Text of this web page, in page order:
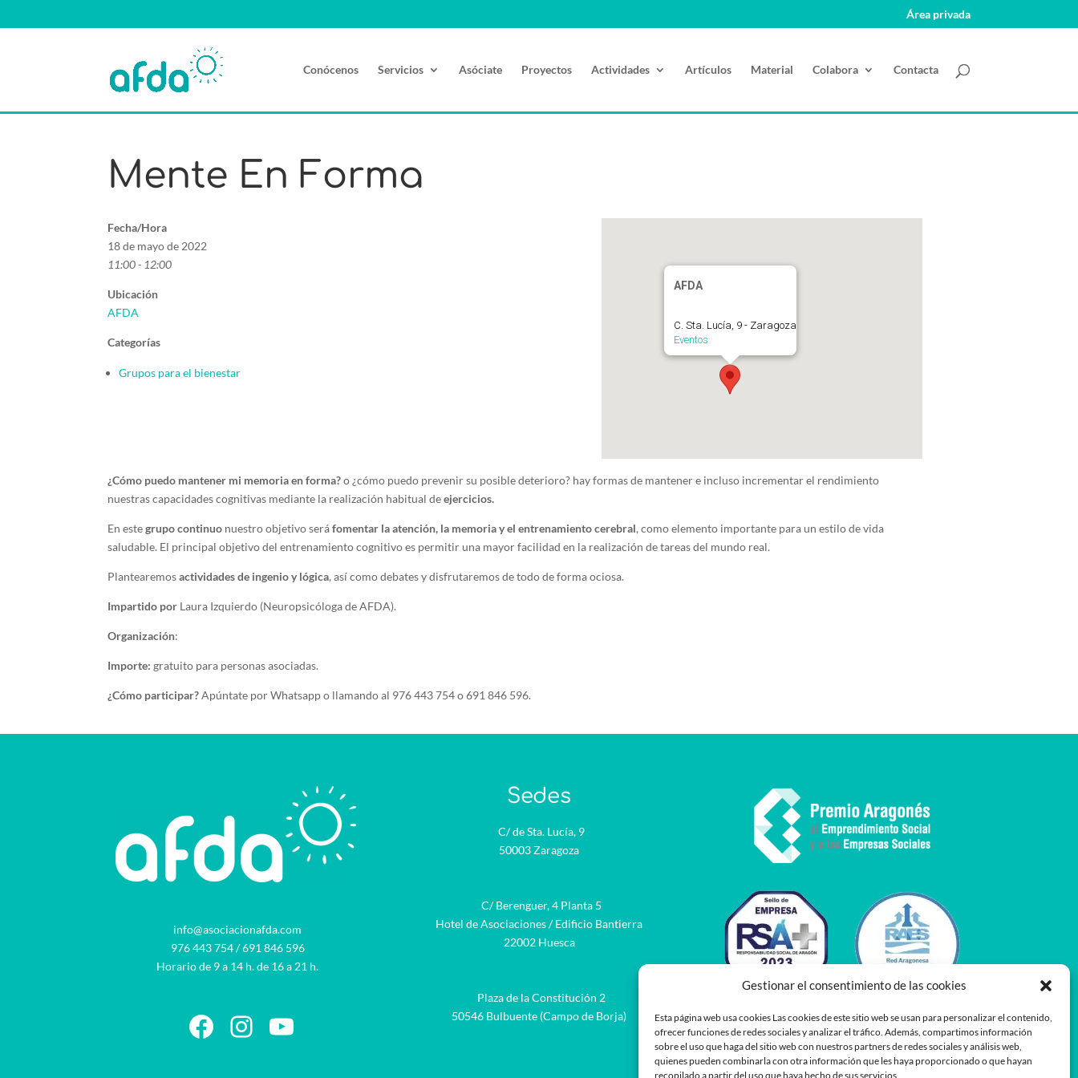
Gestionar el consentimiento de las cookies
Esta página web usa cookies Las cookies de este sitio web se usan para personalizar el contenido,
ofrecer funciones de redes sociales y analizar el tráfico. Además, compartimos información
sobre el uso que haga del sitio web con nuestros partners de redes sociales y análisis web,
quienes pueden combinarla con otra información que les haya proporcionado o que hayan
recopilado a partir del uso que haya hecho de sus servicios.
Área privada
Conócenos Servicios Asóciate Proyectos Actividades Artículos Material Colabora Contacta
Mente En Forma
AFDA
C. Sta. Lucía, 9 - Zaragoza
Eventos
Fecha/Hora
18 de mayo de 2022
11:00 - 12:00
Ubicación
AFDA
Categorías
Grupos para el bienestar
¿Cómo puedo mantener mi memoria en forma?o ¿cómo puedo prevenir su posible deterioro? hay formas de mantener e incluso incrementar el rendimiento
nuestras capacidades cognitivas mediante la realización habitual deejercicios.
En estegrupo continuo nuestro objetivo seráfomentar la atención, la memoria y el entrenamiento cerebral, como elemento importante para un estilo de vida
saludable. El principal objetivo del entrenamiento cognitivo es permitir una mayor facilidad en la realización de tareas del mundo real.
Plantearemosactividades de ingenio y lógica, así como debates y disfrutaremos de todo de forma ociosa.
Impartido por Laura Izquierdo (Neuropsicóloga de AFDA).
Organización:
Importe: gratuito para personas asociadas.
¿Cómo participar?Apúntate por Whatsapp o llamando al 976 443 754 o 691 846 596.
info@asociacionafda.com
976 443 754/691 846 596
Horario de 9 a 14 h. de 16 a 21 h.
Facebook
Instagram
YouTube
Sedes
C/ de Sta. Lucía, 9
50003 Zaragoza
C/ Berenguer, 4 Planta 5
Hotel de Asociaciones / Edificio Bantierra
22002 Huesca
Plaza de la Constitución 2
50546 Bulbuente (Campo de Borja)